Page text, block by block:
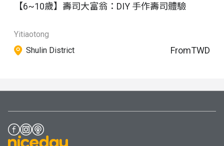
【6~10歲】壽司大富翁：DIY 手作壽司體驗
Yitiaotong
Shulin District
FromTWD